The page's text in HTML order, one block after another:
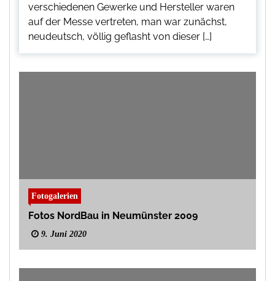
verschiedenen Gewerke und Hersteller waren
auf der Messe vertreten, man war zunächst,
neudeutsch, völlig geflasht von dieser […]
Fotogalerien
Fotos NordBau in Neumünster 2009
9. Juni 2020